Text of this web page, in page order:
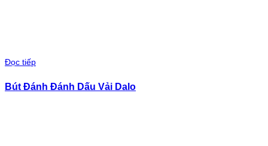
Đọc tiếp
Bút Đánh Đánh Dấu Vải Dalo